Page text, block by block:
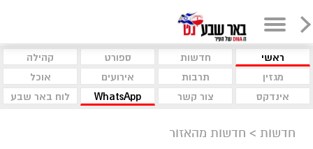
ראשי חדשות ספורט
קהילה
מגזין
תרבות אירועים
אוכל
אינדקס
צור קשר WhatsApp לוח באר שבע
חדשות > חדשות מהאזור